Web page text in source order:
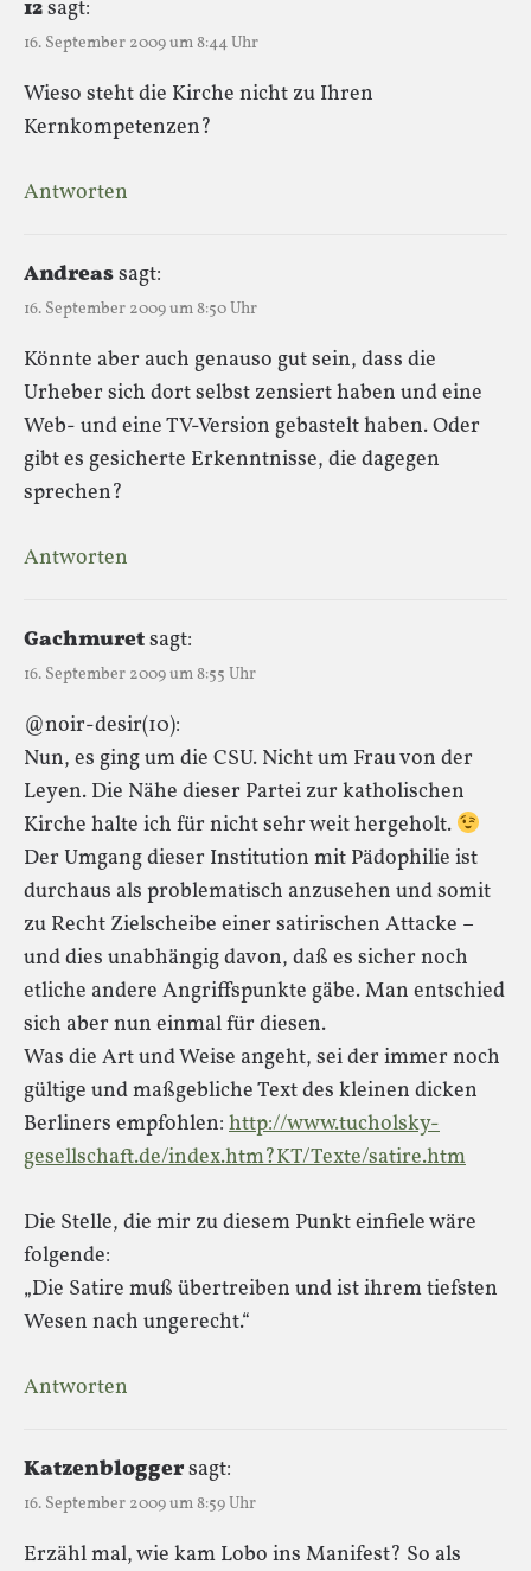
12sagt:
16. September 2009 um 8:44 Uhr
Wieso steht die Kirche nicht zu Ihren
Kernkompetenzen?
Antworten
Andreassagt:
16. September 2009 um 8:50 Uhr
Könnte aber auch genauso gut sein, dass die
Urheber sich dort selbst zensiert haben und eine
Web- und eine TV-Version gebastelt haben. Oder
gibt es gesicherte Erkenntnisse, die dagegen
sprechen?
Antworten
Gachmuretsagt:
16. September 2009 um 8:55 Uhr
@noir-desir(10):
Nun, es ging um die CSU. Nicht um Frau von der
Leyen. Die Nähe dieser Partei zur katholischen
Kirche halte ich für nicht sehr weit hergeholt.
Der Umgang dieser Institution mit Pädophilie ist
durchaus als problematisch anzusehen und somit
zu Recht Zielscheibe einer satirischen Attacke –
und dies unabhängig davon, daß es sicher noch
etliche andere Angriffspunkte gäbe. Man entschied
sich aber nun einmal für diesen.
Was die Art und Weise angeht, sei der immer noch
gültige und maßgebliche Text des kleinen dicken
Berliners empfohlen: http://www.tucholsky-
gesellschaft.de/index.htm?KT/Texte/satire.htm
Die Stelle, die mir zu diesem Punkt einfiele wäre
folgende:
„Die Satire muß übertreiben und ist ihrem tiefsten
Wesen nach ungerecht.“
Antworten
Katzenbloggersagt:
16. September 2009 um 8:59 Uhr
Erzähl mal, wie kam Lobo ins Manifest? So als